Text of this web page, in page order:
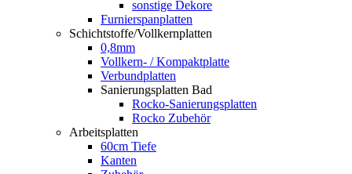
sonstige Dekore
Furnierspanplatten
Schichtstoffe/Vollkernplatten
0,8mm
Vollkern- / Kompaktplatte
Verbundplatten
Sanierungsplatten Bad
Rocko-Sanierungsplatten
Rocko Zubehör
Arbeitsplatten
60cm Tiefe
Kanten